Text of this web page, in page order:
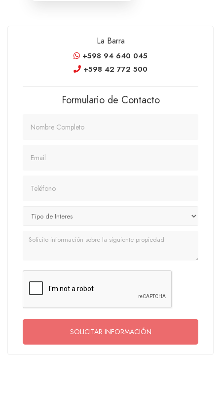
La Barra
+598 94 640 045
+598 42 772 500
Formulario de Contacto
Mensaje
SOLICITAR INFORMACIÓN